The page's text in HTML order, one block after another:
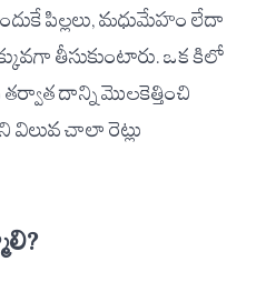
పిల్లలు, మధుమేహం లేదా
తీసుకుంటారు. ఒక కిలో
దాన్ని మొలకెత్తించి
విలువ చాలా రెట్లు